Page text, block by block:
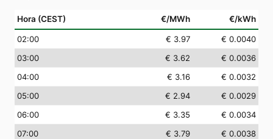
Hora (CEST) €/MWh €/kWh
02:00 € 3.97
€ 0.0040
03:00 € 3.62
€ 0.0036
04:00 € 3.16
€ 0.0032
05:00 € 2.94
€ 0.0029
06:00 € 3.35
€ 0.0034
07:00 € 3.79
€ 0.0038